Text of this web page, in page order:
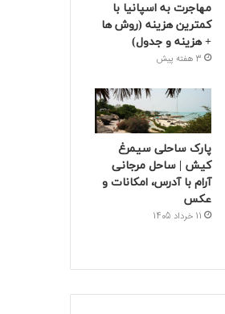
مهاجرت به اسپانیا با
کمترین هزینه (روش ها
+ هزینه و جدول)
3 هفته پیش
پارک ساحلی سیمرغ
کیش | ساحل مرجانی
آرام با آدرس، امکانات و
عکس
11 خرداد 1405